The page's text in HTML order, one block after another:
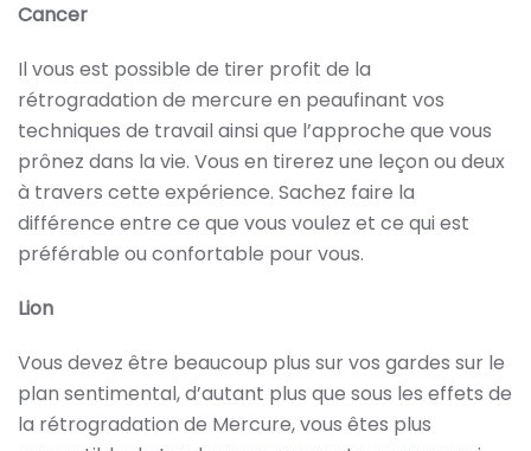
Cancer
Il vous est possible de tirer profit de la
rétrogradation de mercure en peaufinant vos
techniques de travail ainsi que l’approche que vous
prônez dans la vie. Vous en tirerez une leçon ou deux
à travers cette expérience. Sachez faire la
différence entre ce que vous voulez et ce qui est
préférable ou confortable pour vous.
Lion
Vous devez être beaucoup plus sur vos gardes sur le
plan sentimental, d’autant plus que sous les effets de
la rétrogradation de Mercure, vous êtes plus